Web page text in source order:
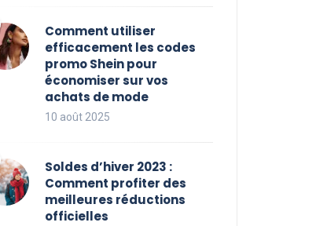
Comment utiliser
efficacement les codes
promo Shein pour
économiser sur vos
achats de mode
10 août 2025
Soldes d’hiver 2023 :
Comment profiter des
meilleures réductions
officielles